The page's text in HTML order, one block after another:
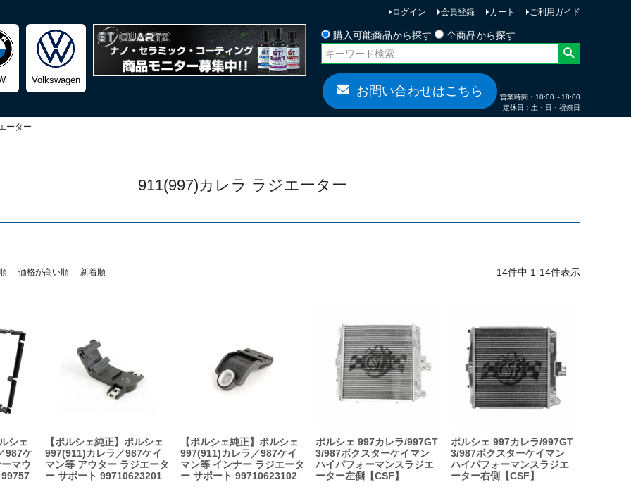
Volkswagen
ログイン 会員登録 カート
ご利用ガイド
購入可能商品から探す
全商品から探す
検索
お問い合わせはこちら
営業時間：10:00～18:00
定休日：土・日・祝祭日
ーター
911(997)カレラ ラジエーター
価格が高い順 新着順 14件中 1-14件表示
シェ
987ケ
マウ
【ポルシェ純正】ポルシェ
997(911)カレラ／987ケイ
マン等 アウター ラジエータ
ー サポート 99710623201
【ポルシェ純正】ポルシェ
997(911)カレラ／987ケイ
マン等 インナー ラジエータ
ー サポート 99710623102
ポルシェ 997カレラ/997GT
3/987ボクスターケイマン
ハイパフォーマンスラジエ
ーター左側【CSF】
ポルシェ 997カレラ/997GT
3/987ボクスターケイマン
ハイパフォーマンスラジエ
ーター右側【CSF】